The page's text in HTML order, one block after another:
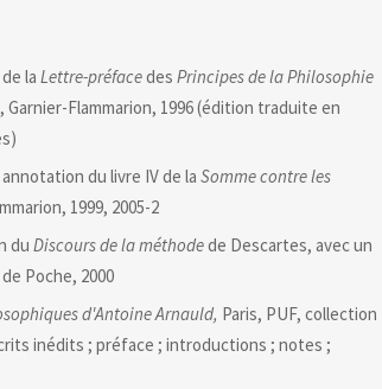
la Lettre-préfacedes Principes de la Philosophie
Flammarion, 1996 (édition traduite en
du livre IV de la Somme contre les
1999, 2005-2
du Discours de la méthodede Descartes, avec un
Poche, 2000
d'Antoine Arnauld, Paris, PUF, collection
inédits ; préface ; introductions ; notes ;